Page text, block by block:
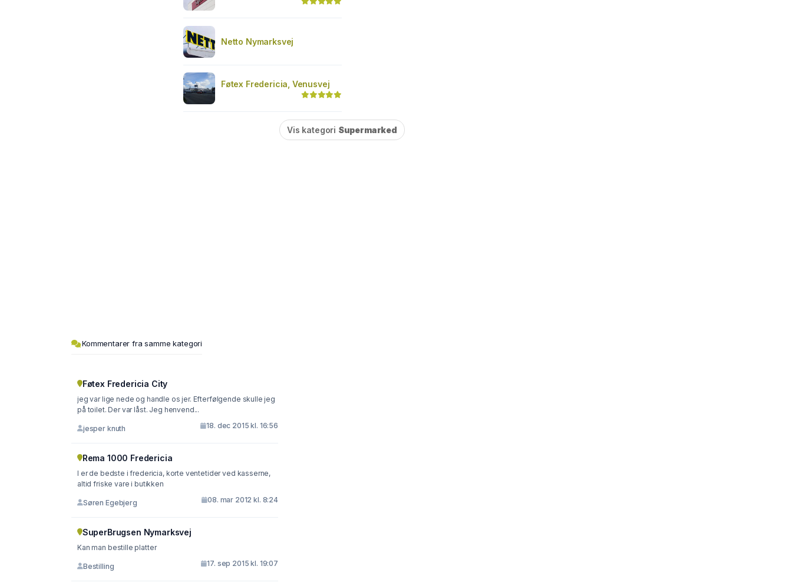
Netto Nymarksvej
Føtex Fredericia, Venusvej
Vis kategori Supermarked
Kommentarer fra samme kategori
Føtex Fredericia City
jeg var lige nede og handle os jer. Efterfølgende skulle jeg
på toilet. Der var låst. Jeg henvend...
jesper knuth 18. dec 2015 kl. 16:56
Rema 1000 Fredericia
I er de bedste i fredericia, korte ventetider ved kasserne,
altid friske vare i butikken
Søren Egebjerg 08. mar 2012 kl. 8:24
SuperBrugsen Nymarksvej
Kan man bestille platter
Bestilling 17. sep 2015 kl. 19:07